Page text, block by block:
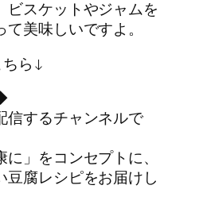
ビスケットやジャムを
美味しいですよ。
ら↓
信するチャンネルで
に」をコンセプトに、
豆腐レシピをお届けし